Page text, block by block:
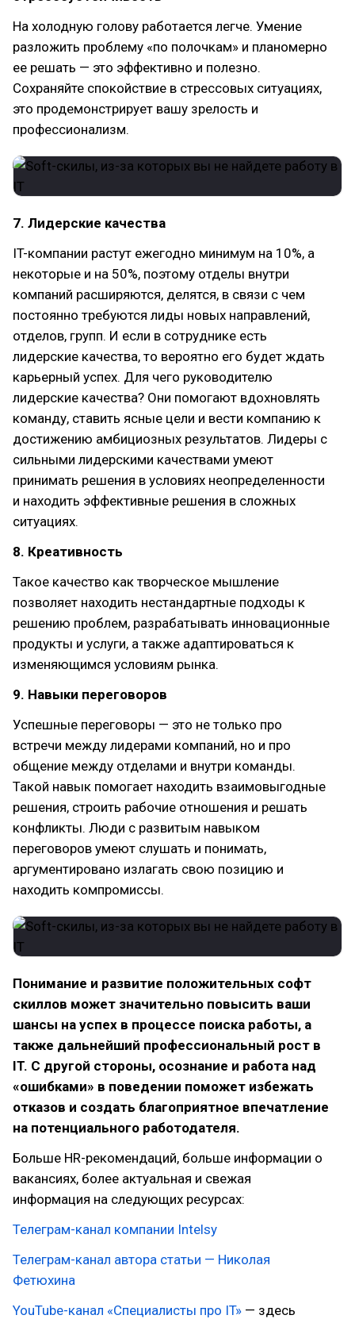
На холодную голову работается легче. Умение
разложить проблему «по полочкам» и планомерно
ее решать — это эффективно и полезно.
Сохраняйте спокойствие в стрессовых ситуациях,
это продемонстрирует вашу зрелость и
профессионализм.
7. Лидерские качества
IT-компании растут ежегодно минимум на 10%, а
некоторые и на 50%, поэтому отделы внутри
компаний расширяются, делятся, в связи с чем
постоянно требуются лиды новых направлений,
отделов, групп. И если в сотруднике есть
лидерские качества, то вероятно его будет ждать
карьерный успех. Для чего руководителю
лидерские качества? Они помогают вдохновлять
команду, ставить ясные цели и вести компанию к
достижению амбициозных результатов. Лидеры с
сильными лидерскими качествами умеют
принимать решения в условиях неопределенности
и находить эффективные решения в сложных
ситуациях.
8. Креативность
Такое качество как творческое мышление
позволяет находить нестандартные подходы к
решению проблем, разрабатывать инновационные
продукты и услуги, а также адаптироваться к
изменяющимся условиям рынка.
9. Навыки переговоров
Успешные переговоры — это не только про
встречи между лидерами компаний, но и про
общение между отделами и внутри команды.
Такой навык помогает находить взаимовыгодные
решения, строить рабочие отношения и решать
конфликты. Люди с развитым навыком
переговоров умеют слушать и понимать,
аргументировано излагать свою позицию и
находить компромиссы.
Понимание и развитие положительных софт
скиллов может значительно повысить ваши
шансы на успех в процессе поиска работы, а
также дальнейший профессиональный рост в
IT. С другой стороны, осознание и работа над
«ошибками» в поведении поможет избежать
отказов и создать благоприятное впечатление
на потенциального работодателя.
Больше HR-рекомендаций, больше информации о
вакансиях, более актуальная и свежая
информация на следующих ресурсах:
Телеграм-канал компании Intelsy
Телеграм-канал автора статьи — Николая
Фетюхина
YouTube-канал «Специалисты про IT» — здесь